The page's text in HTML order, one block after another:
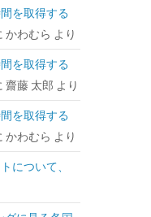
(2026-08-07
を取得する
かわむら より
を取得する
齋藤 太郎 より
を取得する
かわむら より
について、